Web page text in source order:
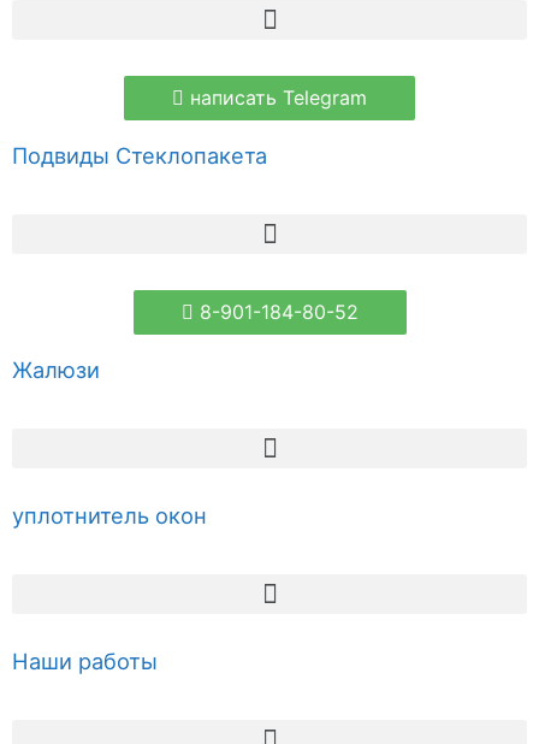
написать Telegram
Подвиды Стеклопакета
8-901-184-80-52
Жалюзи
уплотнитель окон
Наши работы